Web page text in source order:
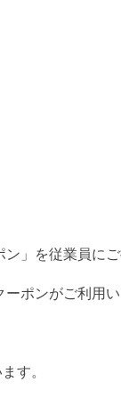
」を従業員にご
ポンがご利用い
す。